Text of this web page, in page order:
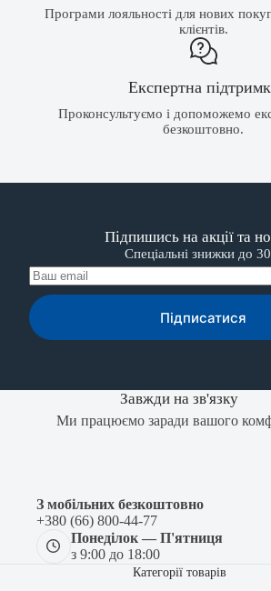
Програми лояльності для нових
клієнтів.
Експертна
Проконсультуємо і допоможемо
безкоштовно.
Підпишись на акції та
Спеціальні знижки до
Підписатися
Завжди на зв'язку
Ми працюємо заради вашого
З мобільних безкоштовно
+380 (66) 800-44-77
Понеділок — П'ятниця
з 9:00 до 18:00
Категорії товарів